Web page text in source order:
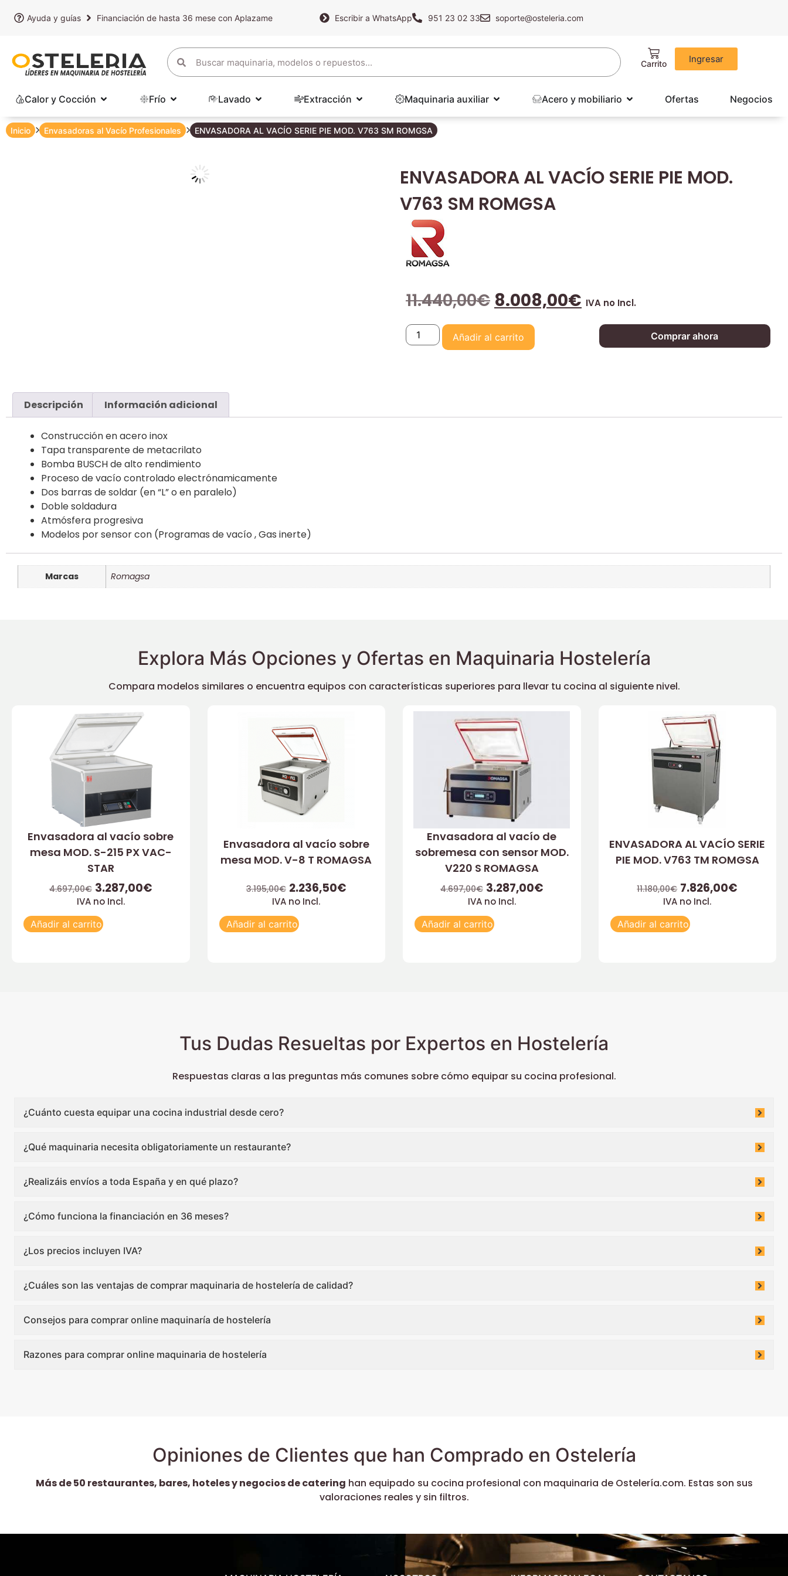
Ayuda y guías Financiación de hasta 36 mese con Aplazame Escribir a WhatsApp 951 23 02 33 soporte@osteleria.com
Ingresar
Calor y Cocción Frío Lavado Extracción Maquinaria auxiliar Acero y mobiliario Ofertas Negocios
Inicio Envasadoras al Vacío Profesionales ENVASADORA AL VACÍO SERIE PIE MOD. V763 SM ROMGSA
ENVASADORA AL VACÍO SERIE PIE MOD.
V763 SM ROMGSA
11.440,00€ 8.008,00€ IVA no Incl.
Añadir al carrito Comprar ahora
Descripción Información adicional
Construcción en acero inox
Tapa transparente de metacrilato
Bomba BUSCH de alto rendimiento
Proceso de vacío controlado electrónamicamente
Dos barras de soldar (en “L” o en paralelo)
Doble soldadura
Atmósfera progresiva
Modelos por sensor con (Programas de vacío , Gas inerte)
Marcas Romagsa
Explora Más Opciones y Ofertas en Maquinaria Hostelería
Compara modelos similares o encuentra equipos con características superiores para llevar tu cocina al siguiente nivel.
Envasadora al vacío sobre
mesa MOD. S-215 PX VAC-
STAR
4.697,00€ 3.287,00€
IVA no Incl.
Añadir al carrito
Envasadora al vacío sobre
mesa MOD. V-8 T ROMAGSA
3.195,00€ 2.236,50€
IVA no Incl.
Añadir al carrito
Envasadora al vacío de
sobremesa con sensor MOD.
V220 S ROMAGSA
4.697,00€ 3.287,00€
IVA no Incl.
Añadir al carrito
ENVASADORA AL VACÍO SERIE
PIE MOD. V763 TM ROMGSA
11.180,00€ 7.826,00€
IVA no Incl.
Añadir al carrito
Tus Dudas Resueltas por Expertos en Hostelería
Respuestas claras a las preguntas más comunes sobre cómo equipar su cocina profesional.
¿Cuánto cuesta equipar una cocina industrial desde cero?
¿Qué maquinaria necesita obligatoriamente un restaurante?
¿Realizáis envíos a toda España y en qué plazo?
¿Cómo funciona la financiación en 36 meses?
¿Los precios incluyen IVA?
¿Cuáles son las ventajas de comprar maquinaria de hostelería de calidad?
Consejos para comprar online maquinaría de hostelería
Razones para comprar online maquinaria de hostelería
Opiniones de Clientes que han Comprado en Ostelería
Más de 50 restaurantes, bares, hoteles y negocios de catering han equipado su cocina profesional con maquinaria de Ostelería.com. Estas son sus
valoraciones reales y sin filtros.